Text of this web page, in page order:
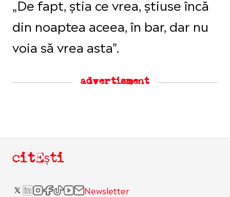
„De fapt, știa ce vrea, știuse încă
din noaptea aceea, în bar, dar nu
voia să vrea asta”.
advertisment
citEști
Newsletter